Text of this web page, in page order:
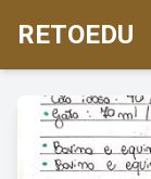
RETOEDU